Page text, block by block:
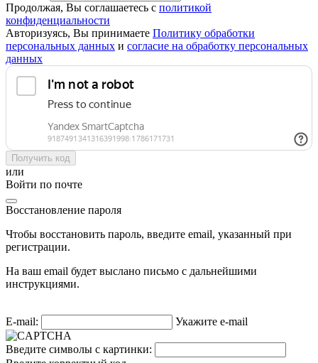
Продолжая, Вы соглашаетесь с политикой
конфиденциальности
Авторизуясь, Вы принимаете Политику обработки
персональных данных и согласие на обработку персональных
данных
Получить код
или
Войти по почте
Восстановление пароля
Чтобы восстановить пароль, введите email, указанный при
регистрации.
На ваш email будет выслано письмо с дальнейшими
инструкциями.
E-mail: Укажите e-mail
Введите символы с картинки: